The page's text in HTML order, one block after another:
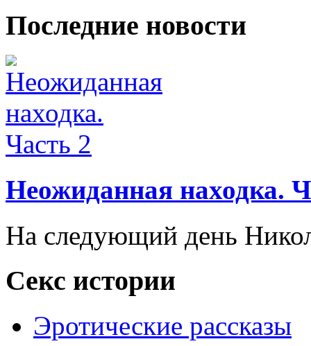
Последние новости
Неожиданная находка.
На следующий день
Секс истории
Эротические рассказы